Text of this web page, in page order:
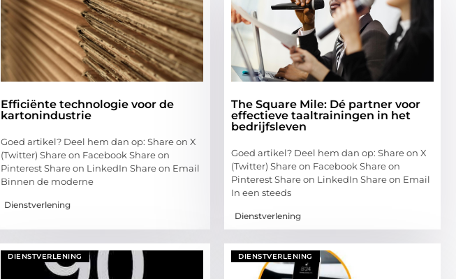
Efficiënte technologie voor de
kartonindustrie
Goed artikel? Deel hem dan op: Share on X
(Twitter) Share on Facebook Share on
Pinterest Share on LinkedIn Share on Email
Binnen de moderne
Dienstverlening
The Square Mile: Dé partner voor
effectieve taaltrainingen in het
bedrijfsleven
Goed artikel? Deel hem dan op: Share on X
(Twitter) Share on Facebook Share on
Pinterest Share on LinkedIn Share on Email
In een steeds
Dienstverlening
DIENSTVERLENING DIENSTVERLENING